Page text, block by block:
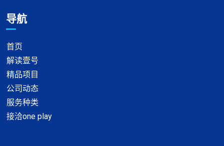
导航
首页
解读壹号
精品项目
公司动态
服务种类
接洽one play